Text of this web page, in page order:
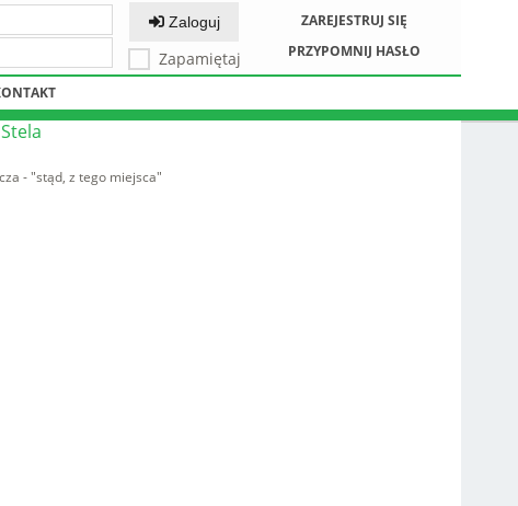
Zaloguj
Zapamiętaj
ZAREJESTRUJ SIĘ
PRZYPOMNIJ HASŁO
- "stąd, z tego miejsca"